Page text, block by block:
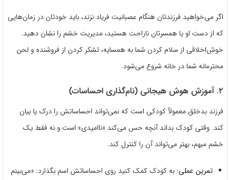
اگر می‌خواهید فرزندتان هنگام عصبانیت فریاد نزند، باید خودتان در زمان‌هایی
که از دست او یا همسرتان ناراحت هستید، مدیریت خشم را نشان دهید.
خوش‌اخلاقی از سلام کردن شما به همسایه، تشکر کردن از فروشنده و لحن
محترمانه شما در خانه شروع می‌شود.
۲. آموزش هوش هیجانی (نام‌گذاری احساسات)
فرزند بدخلق معمولاً کودکی است که نمی‌تواند احساساتش را درک یا بیان
کند. وقتی کودک بداند آنچه حس می‌کند «ناامیدی» است و نه فقط یک
خشم مبهم، بهتر می‌تواند آن را کنترل کند.
تمرین عملی: به کودک کمک کنید روی احساساتش اسم بگذارد: «می‌بینم